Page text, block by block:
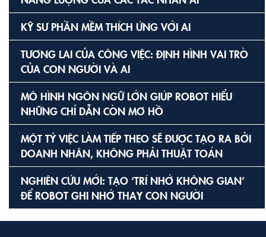
KỸ SƯ PHẦN MỀM THÍCH ỨNG VỚI AI
TƯƠNG LAI CỦA CÔNG VIỆC: ĐỊNH HÌNH VAI TRÒ
CỦA CON NGƯỜI VÀ AI
MÔ HÌNH NGÔN NGỮ LỚN GIÚP ROBOT HIỂU
NHỮNG CHỈ DẪN CÒN MƠ HỒ
MỘT TỶ VIỆC LÀM TIẾP THEO SẼ ĐƯỢC TẠO RA BỞI
DOANH NHÂN, KHÔNG PHẢI THUẬT TOÁN
NGHIÊN CỨU MỚI: TẠO ‘TRÍ NHỚ KHÔNG GIAN’
ĐỂ ROBOT GHI NHỚ THAY CON NGƯỜI